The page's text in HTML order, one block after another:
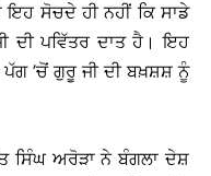
ਇਹ ਸੋਚਦੇ ਹੀ ਨਹੀਂ ਕਿ ਸਾਡੇ
ਦੀ ਪਵਿੱਤਰ ਦਾਤ ਹੈ। ਇਹ
’ਚੋਂ ਗੁਰੂ ਜੀ ਦੀ ਬਖ਼ਸ਼ਸ਼ ਨੂੰ
ਸਿੰਘ ਅਰੋੜਾ ਨੇ ਬੰਗਲਾ ਦੇਸ਼